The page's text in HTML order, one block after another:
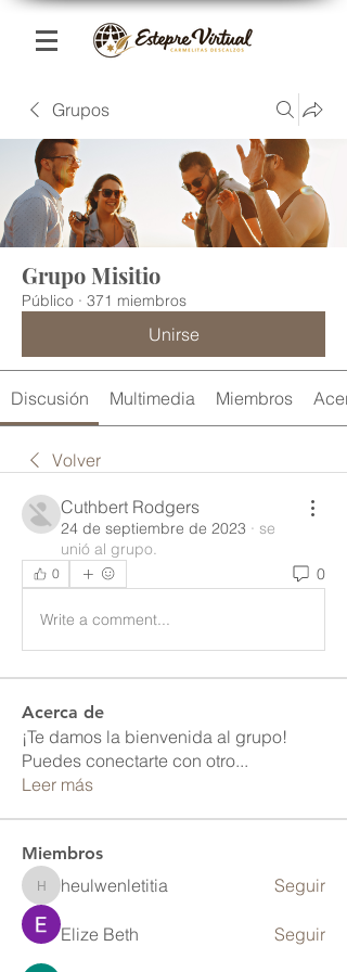
Grupos
Grupo Misitio
Público · 371 miembros
Unirse
Discusión Multimedia Miembros
Volver
Cuthbert Rodgers
24 de septiembre de 2023 · se
unió al grupo.
0 0
Write a comment...
Acerca de
¡Te damos la bienvenida al grupo!
Puedes conectarte con otro...
Leer más
Miembros
heulwenletitia
heulwenletitia Seguir
Elize Beth Seguir